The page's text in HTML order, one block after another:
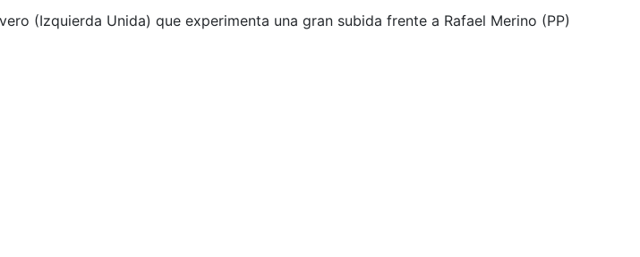
(Izquierda Unida) que experimenta una gran subida frente a Rafael Merino (PP)